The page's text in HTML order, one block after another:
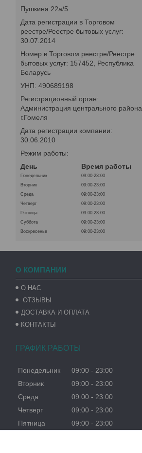
Пушкина 22а/5
Дата регистрации в Торговом
реестре/Реестре бытовых услуг:
30.07.2014
Номер в Торговом реестре/Реестре
бытовых услуг: 157452, Республика
Беларусь
УНП: 490689198
Регистрационный орган:
Администрация центрального района
г.Гомеля
Дата регистрации компании:
30.06.2010
Режим работы:
День
Время работы
Понедельник
09:00-23:00
Вторник
09:00-23:00
Среда
09:00-23:00
Четверг
09:00-23:00
Пятница
09:00-23:00
Суббота
09:00-23:00
Воскресенье
09:00-23:00
О КОМПАНИИ
О НАС
ОТЗЫВЫ
ДОСТАВКА И ОПЛАТА
КОНТАКТЫ
ГРАФИК РАБОТЫ
Понедельник 09:00
23:00
Вторник
09:00
23:00
Среда
09:00
23:00
Четверг
09:00
23:00
Пятница
09:00
23:00